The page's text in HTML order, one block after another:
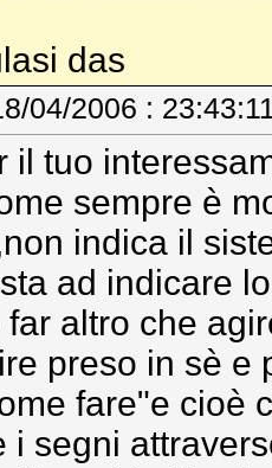
das
04/2006 :
il tuo
sempre è
indica il
ad indicare
altro che
preso in sè e
fare"e cioè
i segni